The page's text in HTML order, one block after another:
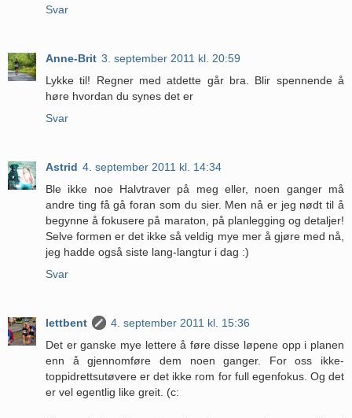
Svar
Anne-Brit 3. september 2011 kl. 20:59
Lykke til! Regner med atdette går bra. Blir spennende å
høre hvordan du synes det er
Svar
Astrid 4. september 2011 kl. 14:34
Ble ikke noe Halvtraver på meg eller, noen ganger må
andre ting få gå foran som du sier. Men nå er jeg nødt til å
begynne å fokusere på maraton, på planlegging og detaljer!
Selve formen er det ikke så veldig mye mer å gjøre med nå,
jeg hadde også siste lang-langtur i dag :)
Svar
lettbent
4. september 2011 kl. 15:36
Det er ganske mye lettere å føre disse løpene opp i planen
enn å gjennomføre dem noen ganger. For oss ikke-
toppidrettsutøvere er det ikke rom for full egenfokus. Og det
er vel egentlig like greit. (c: